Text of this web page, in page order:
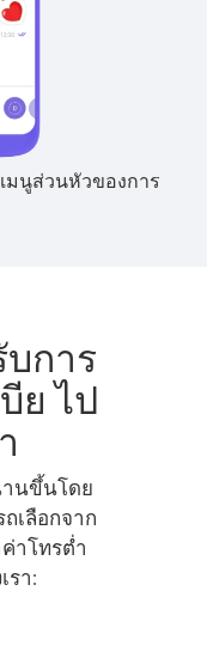
เมนูส่วนหัวของการ
การ
ย ไป
านขึ้นโดย
เลือกจาก
าโทรต่ำ
รา: